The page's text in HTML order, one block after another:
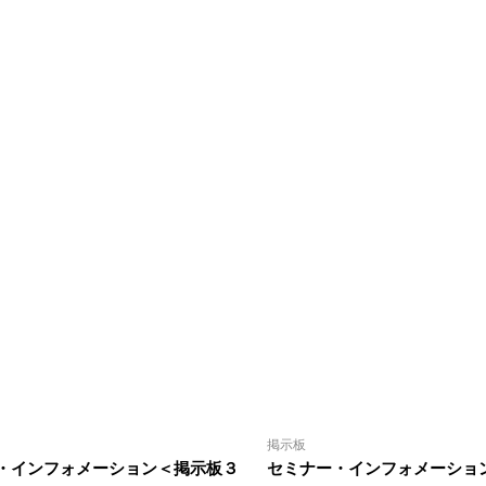
インフォメーション＜掲示板３
掲示板
セミナー・インフォメーショ